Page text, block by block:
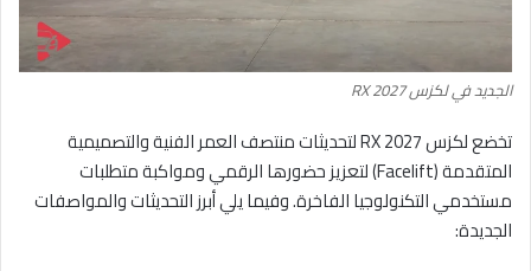
الجديد في لكزس RX 2027
تخضع لكزس RX 2027 لتحديثات منتصف العمر الفنية والتصميمية
المتقدمة (Facelift) لتعزيز حضورها الرقمي ومواكبة متطلبات
مستخدمي التكنولوجيا الفاخرة. وفيما يلي أبرز التحديثات والمواصفات
الجديدة: